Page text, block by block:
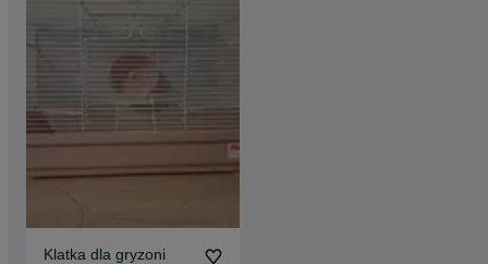
Klatka dla gryzoni